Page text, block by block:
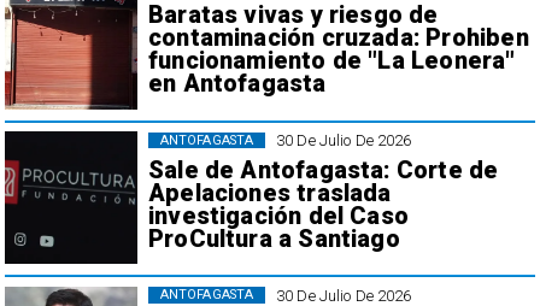
Baratas vivas y riesgo de
contaminación cruzada: Prohiben
funcionamiento de "La Leonera"
en Antofagasta
30 De Julio De 2026
Sale de Antofagasta: Corte de
Apelaciones traslada
investigación del Caso
ProCultura a Santiago
ANTOFAGASTA
30 De Julio De 2026
ANTOFAGASTA